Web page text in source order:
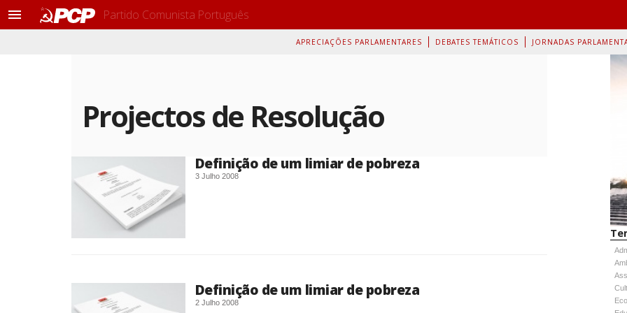
M
Partido Comunista Português
APRECIAÇÕES PARLAMENTARES DEBATES TEMÁTICOS JORNADAS
Projectos de Resolução
Definição de um limiar de pobreza
3 Julho 2008
Definição de um limiar de pobreza
2 Julho 2008